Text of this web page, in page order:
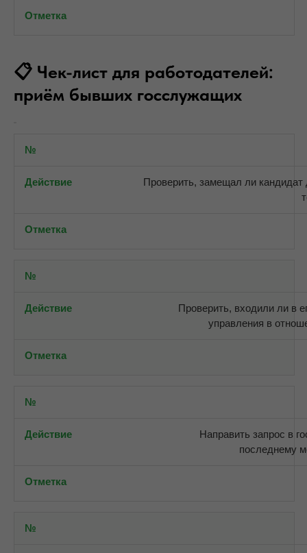
📋 Чек-лист для работодателей:
приём бывших госслужащих
Проверить, замещал ли
Проверить, входили ли в
управления в
Направить запрос в
последнему